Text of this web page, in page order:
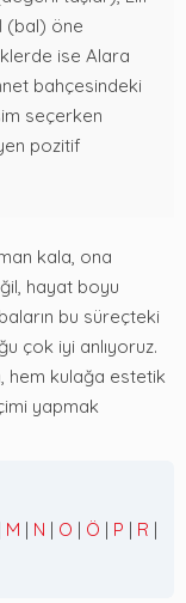
(bal) öne
ise Alara
bahçesindeki
seçerken
pozitif
kala, ona
hayat boyu
bu süreçteki
çok iyi anlıyoruz.
hem kulağa estetik
yapmak
M | N | O | Ö | P | R |